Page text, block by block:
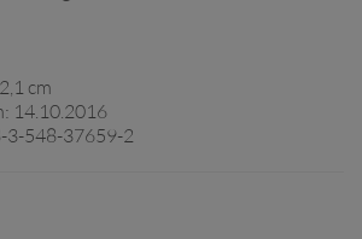
cm
14.10.2016
3-548-37659-2